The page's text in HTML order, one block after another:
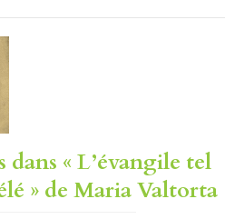
dans « L’évangile tel
» de Maria Valtorta